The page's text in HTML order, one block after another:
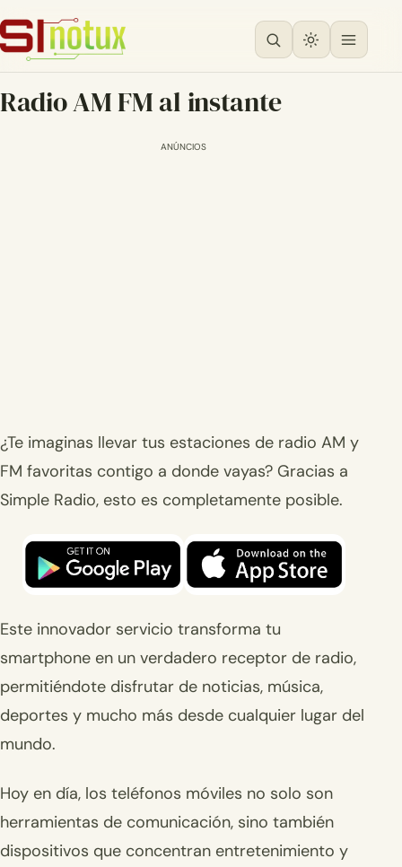
Radio AM FM al instante
ANÚNCIOS
¿Te imaginas llevar tus estaciones de radio AM y
FM favoritas contigo a donde vayas? Gracias a
Simple Radio, esto es completamente posible.
Este innovador servicio transforma tu
smartphone en un verdadero receptor de radio,
permitiéndote disfrutar de noticias, música,
deportes y mucho más desde cualquier lugar del
mundo.
Hoy en día, los teléfonos móviles no solo son
herramientas de comunicación, sino también
dispositivos que concentran entretenimiento y